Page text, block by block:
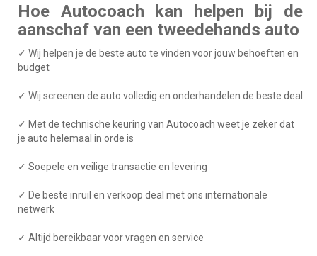
Hoe Autocoach kan helpen bij de
aanschaf van een tweedehands auto
✓ Wij helpen je de beste auto te vinden voor jouw behoeften en
budget
✓ Wij screenen de auto volledig en onderhandelen de beste deal
✓ Met de technische keuring van Autocoach weet je zeker dat
je auto helemaal in orde is
✓ Soepele en veilige transactie en levering
✓ De beste inruil en verkoop deal met ons internationale
netwerk
✓ Altijd bereikbaar voor vragen en service